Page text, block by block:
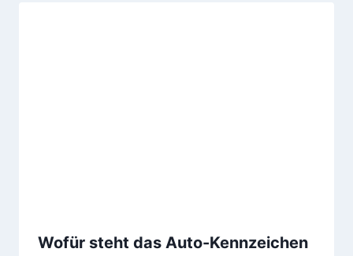
Wofür steht das Auto-Kennzeichen